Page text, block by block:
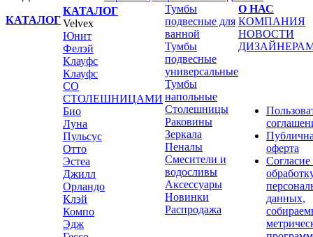
КАТАЛОГ
КАТАЛОГ
Velvex
Юнит
Фелэй
Клауфс
Клауфс
СО
СТОЛЕШНИЦАМИ
Био
Луна
Пульсус
Отто
Эстеа
Джилл
Орландо
Клэй
Компо
Эдж
Тумбы
подвесные для
ванной
Тумбы
подвесные
универсальные
Тумбы
напольные
Столешницы
Раковины
Зеркала
Пеналы
Смесители и
водосливы
Аксессуары
Новинки
Распродажа
О НАС
КОМПАНИЯ
НОВОСТИ
оферта
Согласие
данных,